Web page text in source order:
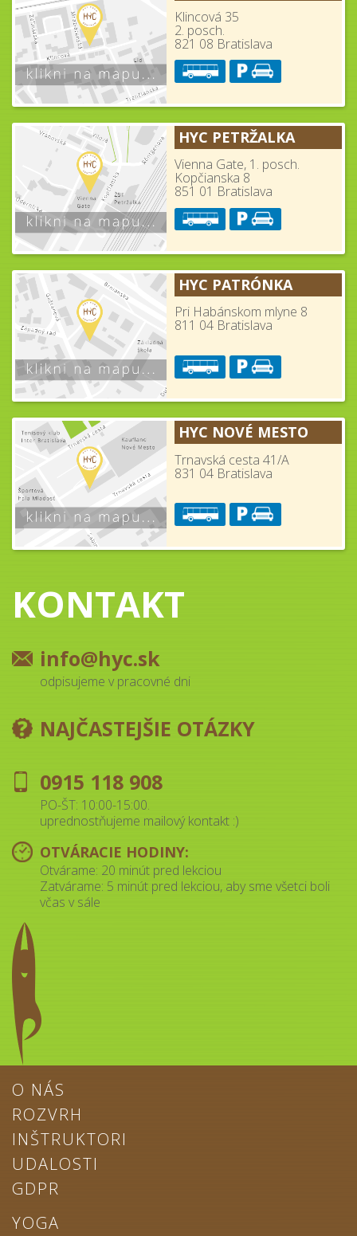
Klincová 35
2. posch.
821 08 Bratislava
HYC PETRŽALKA
Vienna Gate, 1. posch.
Kopčianska 8
851 01 Bratislava
HYC PATRÓNKA
Pri Habánskom mlyne 8
811 04 Bratislava
HYC NOVÉ MESTO
Trnavská cesta 41/A
831 04 Bratislava
KONTAKT
info@hyc.sk
odpisujeme v pracovné dni
NAJČASTEJŠIE OTÁZKY
0915 118 908
PO-ŠT: 10:00-15:00.
uprednostňujeme mailový kontakt :)
OTVÁRACIE HODINY:
Otvárame: 20 minút pred lekciou
Zatvárame: 5 minút pred lekciou, aby sme všetci boli
včas v sále
O NÁS
ROZVRH
INŠTRUKTORI
UDALOSTI
GDPR
YOGA